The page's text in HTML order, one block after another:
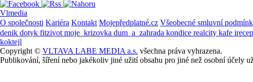
Vlmedia
O společnosti Kariéra Kontakt Mojepředplatné.cz Všeobecné smluvní
denik dotyk fitzivot moje_krizovka dum_a_zahrada kondice realcity kafe
koktejl
Copyright © VLTAVA LABE MEDIA a.s. všechna práva vyhrazena.
Publikování, šíření nebo jakékoliv jiné užití obsahu pro jiné než osobní účely